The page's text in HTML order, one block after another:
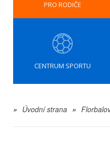
PRO RODIČE
CENTRUM SPORTU
» Úvodní strana »